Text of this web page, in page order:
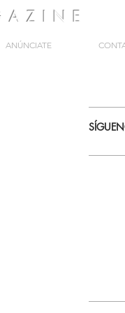
ANÚNCIATE